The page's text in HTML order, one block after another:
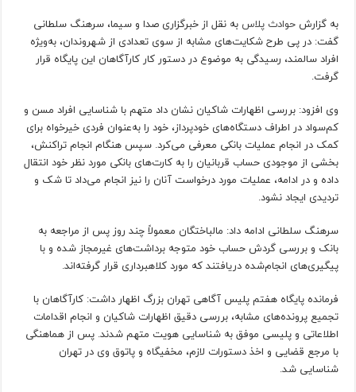
به گزارشحوادث پلاس به نقل از خبرگزاری صدا و سیما، سرهنگ سلطانی
گفت: در پی طرح شکایت‌های مشابه از سوی تعدادی از شهروندان، به‌ویژه
افراد سالمند، رسیدگی به موضوع در دستور کار کارآگاهان این پایگاه قرار
گرفت.
وی افزود: بررسی اظهارات شاکیان نشان داد متهم با شناسایی افراد مسن و
کم‌سواد در اطراف دستگاه‌های خودپرداز، خود را به‌عنوان فردی خیرخواه برای
کمک در انجام عملیات بانکی معرفی می‌کرد. سپس هنگام انجام تراکنش،
بخشی از موجودی حساب قربانیان را به کارت‌های بانکی مورد نظر خود انتقال
داده و در ادامه، عملیات مورد درخواست آنان را نیز انجام می‌داد تا شک و
تردیدی ایجاد نشود.
سرهنگ سلطانی ادامه داد: مالباختگان معمولاً چند روز پس از مراجعه به
بانک و بررسی گردش حساب خود متوجه برداشت‌های غیرمجاز شده و با
پیگیری‌های انجام‌شده دریافتند که مورد کلاهبرداری قرار گرفته‌اند.
فرمانده پایگاه هفتم پلیس آگاهی تهران بزرگ اظهار داشت: کارآگاهان با
تجمیع پرونده‌های مشابه، بررسی دقیق اظهارات شاکیان و انجام اقدامات
اطلاعاتی و پلیسی موفق به شناسایی هویت متهم شدند. پس از هماهنگی
با مرجع قضایی و اخذ دستورات لازم، مخفیگاه و پاتوق وی در تهران
شناسایی شد.